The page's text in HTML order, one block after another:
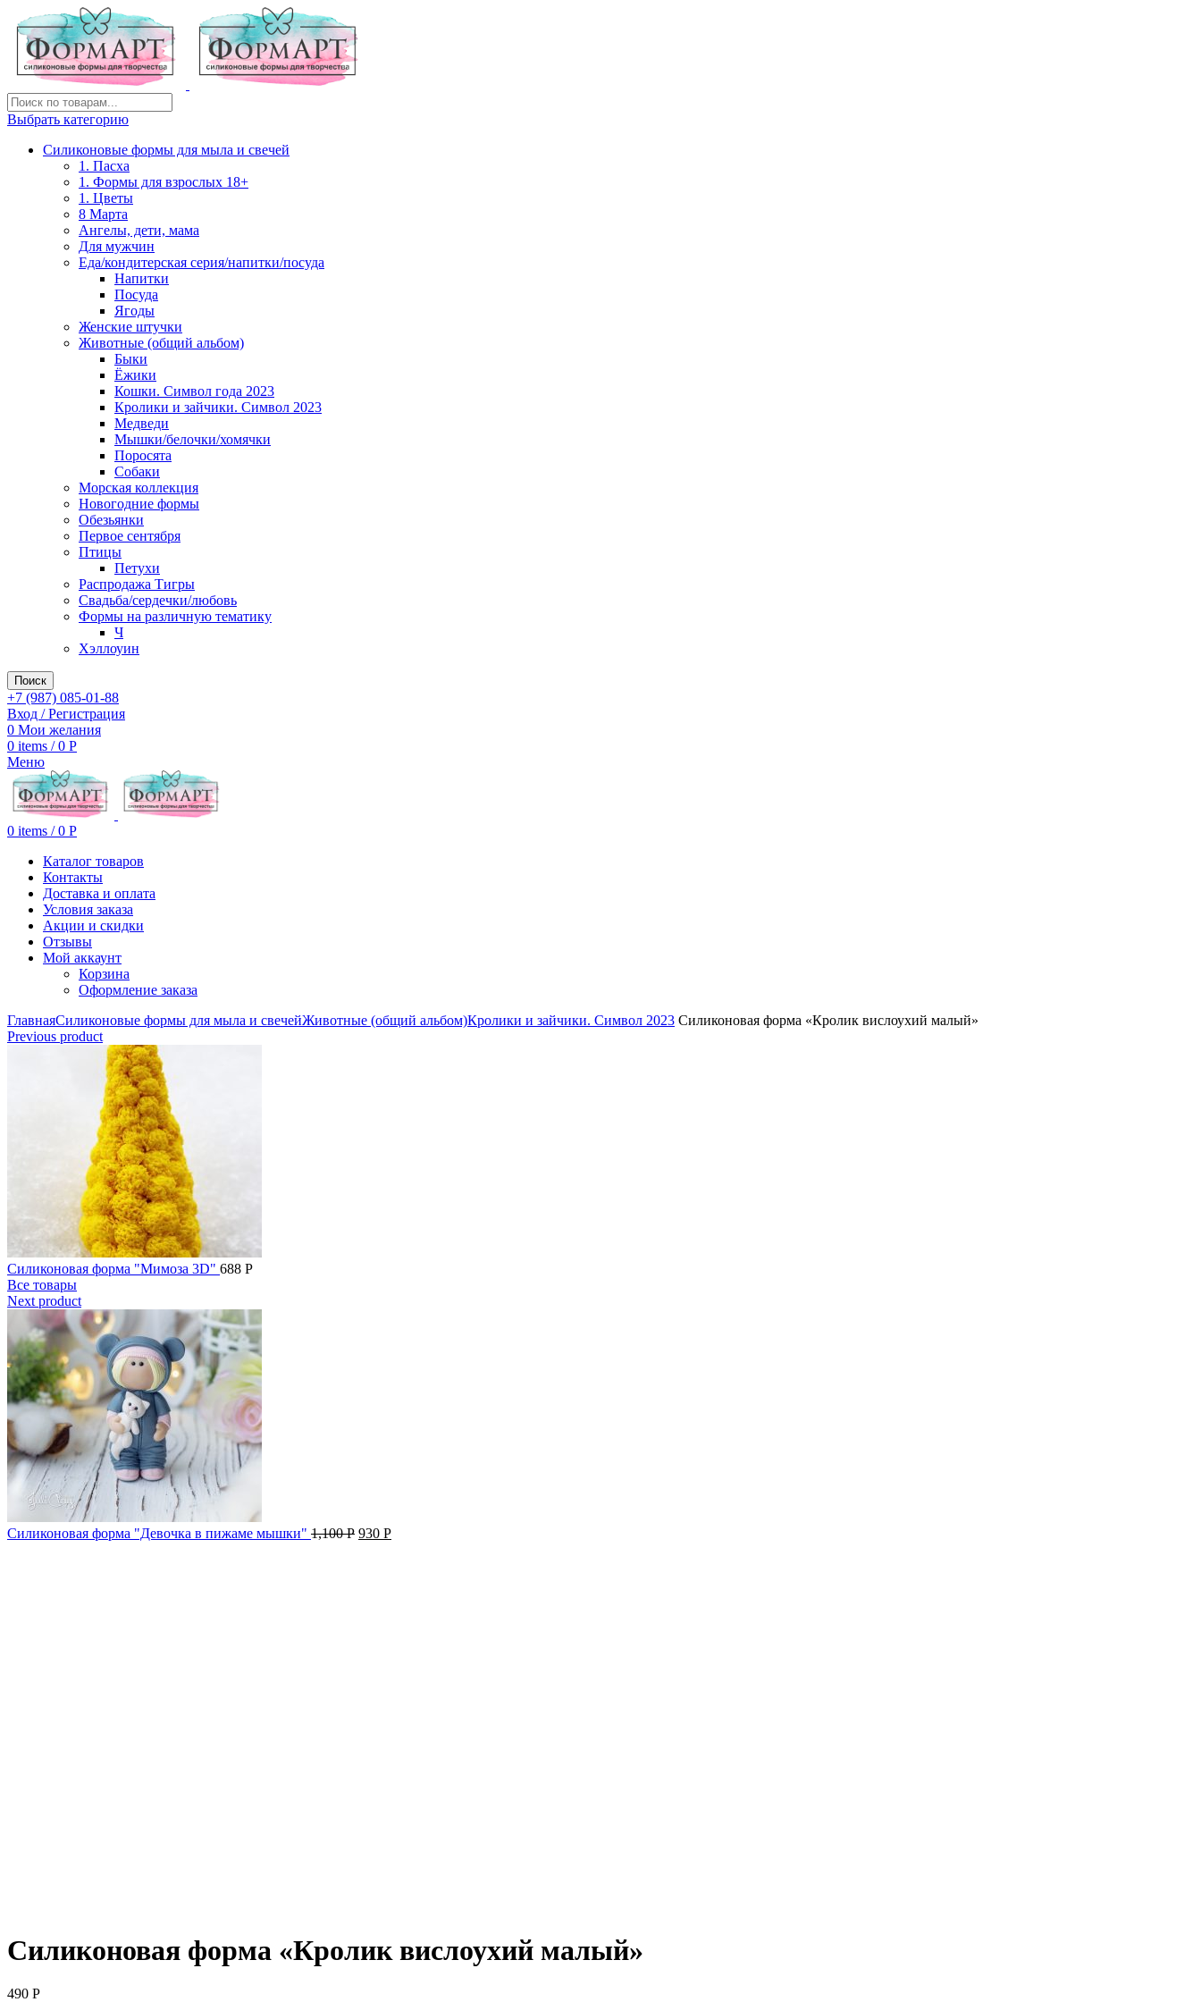
Выбрать категорию
Силиконовые формы для мыла и свечей
1. Пасха
1. Формы для взрослых 18+
1. Цветы
8 Марта
Ангелы, дети, мама
Для мужчин
Еда/кондитерская серия/напитки/посуда
Напитки
Посуда
Ягоды
Женские штучки
Животные (общий альбом)
Быки
Ёжики
Кошки. Символ года 2023
Кролики и зайчики. Символ 2023
Медведи
Мышки/белочки/хомячки
Поросята
Собаки
Морская коллекция
Новогодние формы
Обезьянки
Первое сентября
Птицы
Петухи
Распродажа Тигры
Свадьба/сердечки/любовь
Формы на различную тематику
Ч
Хэллоуин
Поиск
+7 (987) 085-01-88
Вход / Регистрация
0 Мои желания
0 items / 0 Р
Меню
0 items / 0 Р
Каталог товаров
Контакты
Доставка и оплата
Условия заказа
Акции и скидки
Отзывы
Мой аккаунт
Корзина
Оформление заказа
ГлавнаяСиликоновые формы для мыла и свечейЖивотные (общий альбом)Кролики и зайчики. Символ 2023 Силиконовая форма «Кролик вислоухий малый»
Previous product
Силиконовая форма "Мимоза 3D" 688 Р
Все товары
Next product
Силиконовая форма "Девочка в пижаме мышки" 1,100Р 930 Р
Силиконовая форма «Кролик вислоухий малый»
490 Р